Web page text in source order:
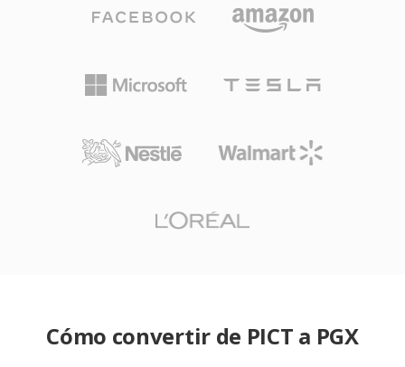
Cómo convertir de PICT a PGX